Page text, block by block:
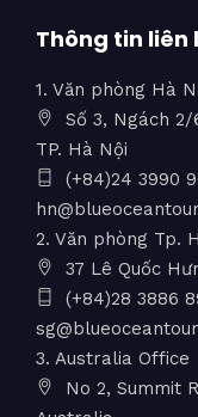
Thông tin liên
1. Văn phòng Hà
Số 3, Ngách
TP. Hà Nội
(+84)24 3990
2. Văn phòng Tp.
37 Lê Quốc
(+84)28 3886
3. Australia Office
No 2, Summit